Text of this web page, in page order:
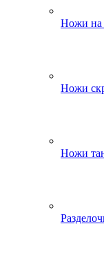
Ножи на
Ножи
Ножи